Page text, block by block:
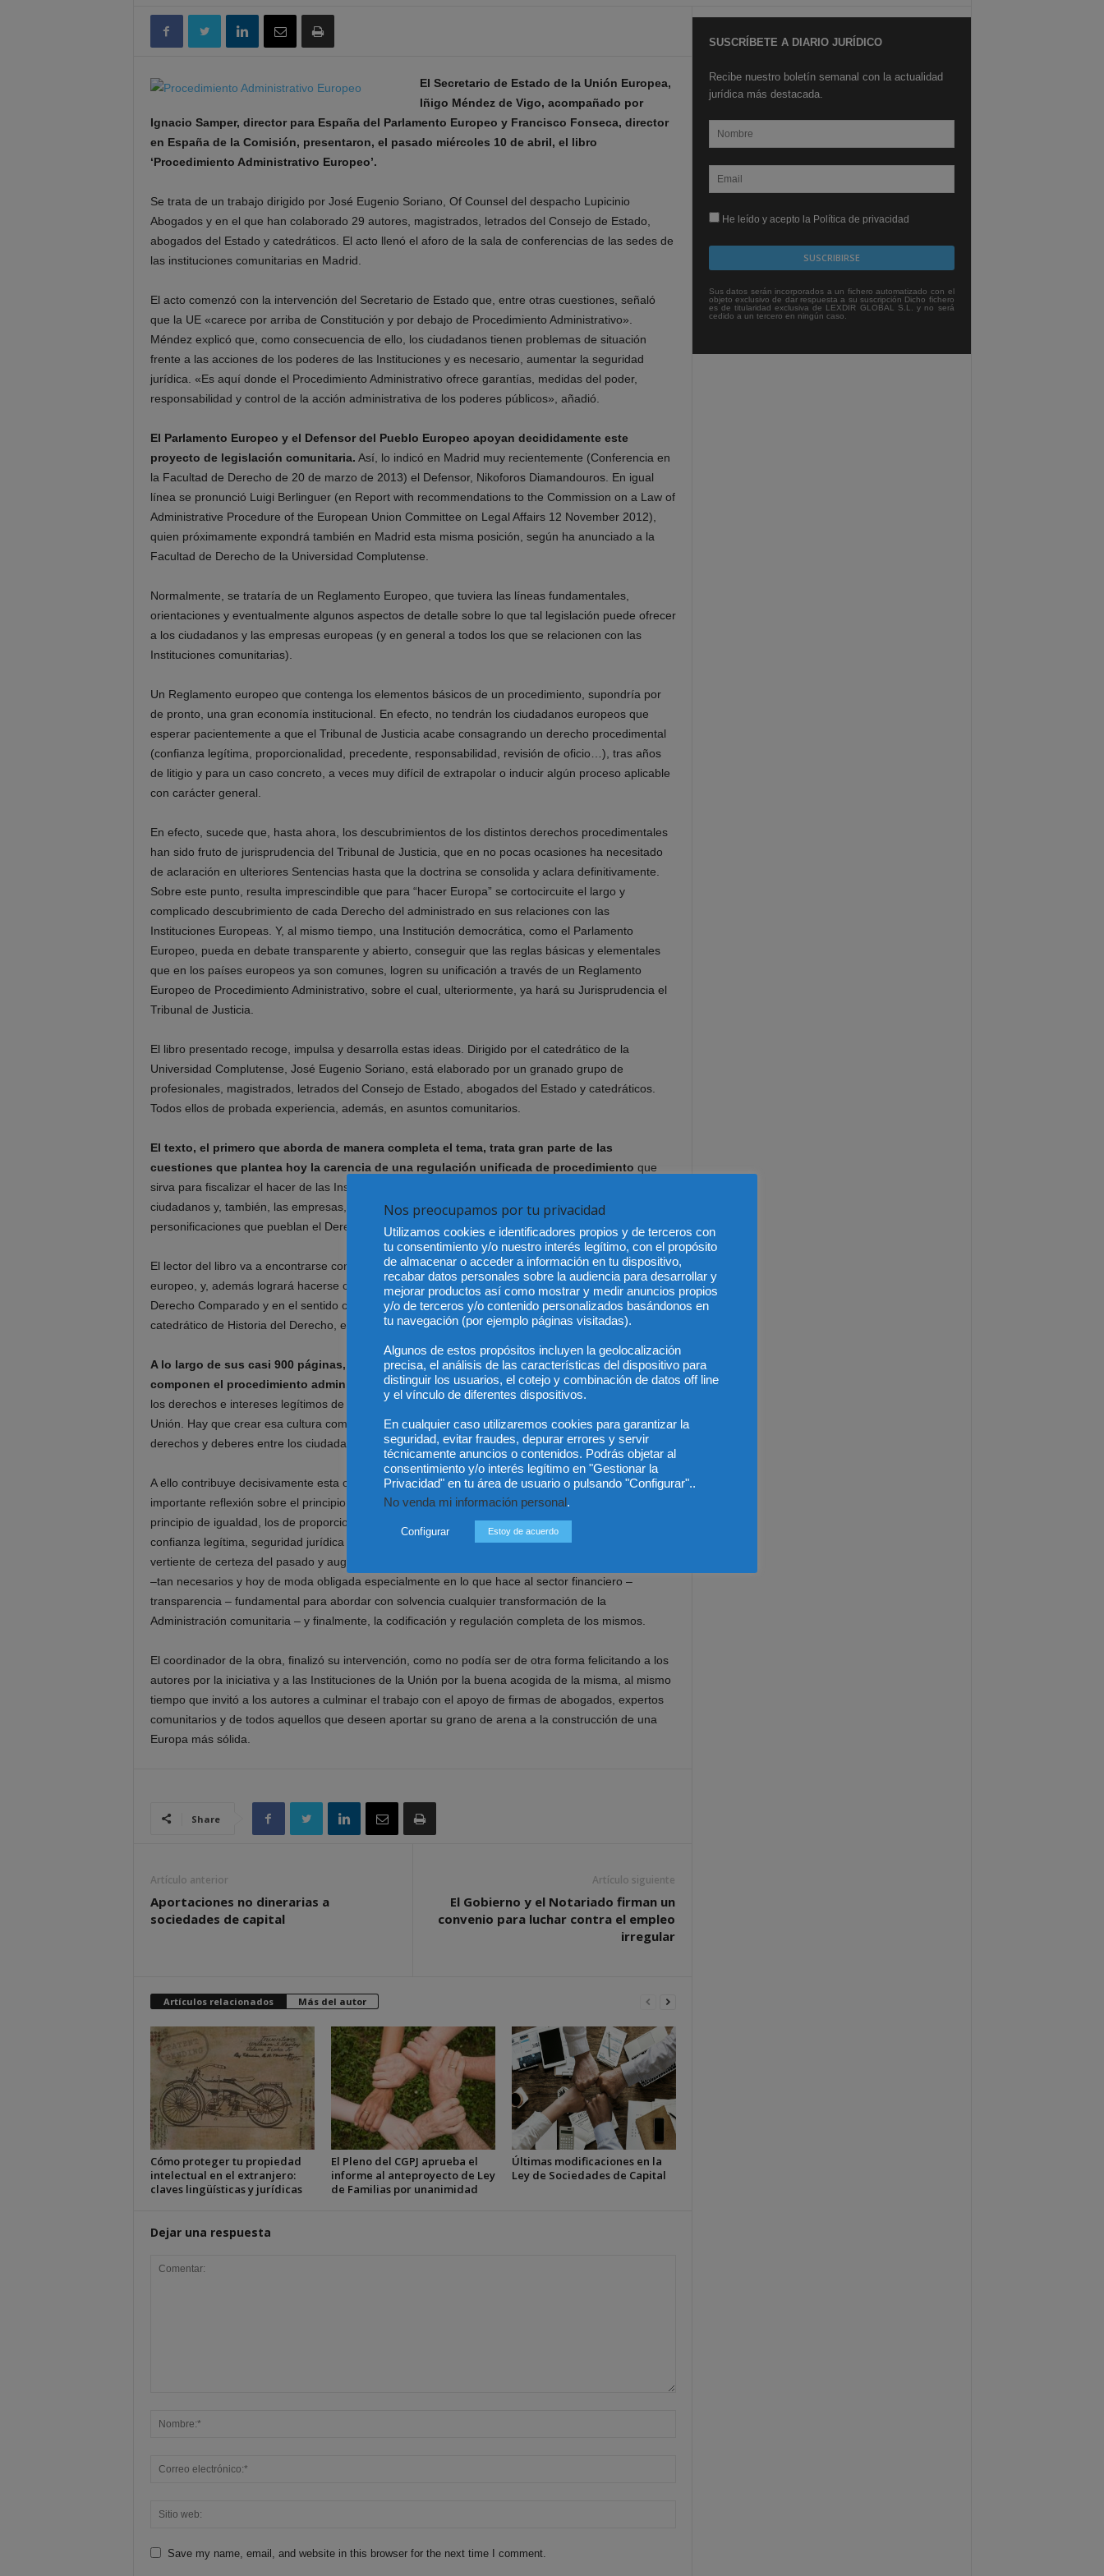
El Secretario de Estado de la Unión Europea,
Iñigo Méndez de Vigo, acompañado por
Ignacio Samper, director para España del Parlamento Europeo y Francisco Fonseca, director
en España de la Comisión, presentaron, el pasado miércoles 10 de abril, el libro
‘Procedimiento Administrativo Europeo’.
Se trata de un trabajo dirigido por José Eugenio Soriano, Of Counsel del despacho Lupicinio
Abogados y en el que han colaborado 29 autores, magistrados, letrados del Consejo de Estado,
abogados del Estado y catedráticos. El acto llenó el aforo de la sala de conferencias de las sedes de
las instituciones comunitarias en Madrid.
El acto comenzó con la intervención del Secretario de Estado que, entre otras cuestiones, señaló
que la UE «carece por arriba de Constitución y por debajo de Procedimiento Administrativo».
Méndez explicó que, como consecuencia de ello, los ciudadanos tienen problemas de situación
frente a las acciones de los poderes de las Instituciones y es necesario, aumentar la seguridad
jurídica. «Es aquí donde el Procedimiento Administrativo ofrece garantías, medidas del poder,
responsabilidad y control de la acción administrativa de los poderes públicos», añadió.
El Parlamento Europeo y el Defensor del Pueblo Europeo apoyan decididamente este
proyecto de legislación comunitaria. Así, lo indicó en Madrid muy recientemente (Conferencia en
la Facultad de Derecho de 20 de marzo de 2013) el Defensor, Nikoforos Diamandouros. En igual
línea se pronunció Luigi Berlinguer (en Report with recommendations to the Commission on a Law of
Administrative Procedure of the European Union Committee on Legal Affairs 12 November 2012),
quien próximamente expondrá también en Madrid esta misma posición, según ha anunciado a la
Facultad de Derecho de la Universidad Complutense.
Normalmente, se trataría de un Reglamento Europeo, que tuviera las líneas fundamentales,
orientaciones y eventualmente algunos aspectos de detalle sobre lo que tal legislación puede ofrecer
a los ciudadanos y las empresas europeas (y en general a todos los que se relacionen con las
Instituciones comunitarias).
Un Reglamento europeo que contenga los elementos básicos de un procedimiento, supondría por
de pronto, una gran economía institucional. En efecto, no tendrán los ciudadanos europeos que
esperar pacientemente a que el Tribunal de Justicia acabe consagrando un derecho procedimental
(confianza legítima, proporcionalidad, precedente, responsabilidad, revisión de oficio…), tras años
de litigio y para un caso concreto, a veces muy difícil de extrapolar o inducir algún proceso aplicable
con carácter general.
En efecto, sucede que, hasta ahora, los descubrimientos de los distintos derechos procedimentales
han sido fruto de jurisprudencia del Tribunal de Justicia, que en no pocas ocasiones ha necesitado
de aclaración en ulteriores Sentencias hasta que la doctrina se consolida y aclara definitivamente.
Sobre este punto, resulta imprescindible que para “hacer Europa” se cortocircuite el largo y
complicado descubrimiento de cada Derecho del administrado en sus relaciones con las
Instituciones Europeas. Y, al mismo tiempo, una Institución democrática, como el Parlamento
Europeo, pueda en debate transparente y abierto, conseguir que las reglas básicas y elementales
que en los países europeos ya son comunes, logren su unificación a través de un Reglamento
Europeo de Procedimiento Administrativo, sobre el cual, ulteriormente, ya hará su Jurisprudencia el
Tribunal de Justicia.
El libro presentado recoge, impulsa y desarrolla estas ideas. Dirigido por el catedrático de la
Universidad Complutense, José Eugenio Soriano, está elaborado por un granado grupo de
profesionales, magistrados, letrados del Consejo de Estado, abogados del Estado y catedráticos.
Todos ellos de probada experiencia, además, en asuntos comunitarios.
El texto, el primero que aborda de manera completa el tema, trata gran parte de las
cuestiones que plantea hoy la carencia de una regulación unificada de procedimiento que
sirva para fiscalizar el hacer de las Instituciones y permitir así que confíen más en ellas los
ciudadanos y, también, las empresas, asociaciones y en general todas las personas jurídicas y
personificaciones que pueblan el Derecho Europeo.
El lector del libro va a encontrarse con un pormenorizado estudio de cada pieza del procedimiento
europeo, y, además logrará hacerse con las soluciones que se proponen y que, basadas en el
Derecho Comparado y en el sentido común (que como decía el conocido Paul Vinogradoff,
catedrático de Historia del Derecho, es la base del Derecho).
A lo largo de sus casi 900 páginas, los autores examinan así todas las instituciones que
componen el procedimiento administrativo, de cara a formar un texto único que homogeneice
los derechos e intereses legítimos de los 27 países – y ampliándose – que conforman el mapa de la
Unión. Hay que crear esa cultura común jurídica, fundamento de una potencial equiparación de
derechos y deberes entre los ciudadanos europeos que permita así su identificación como tales.
A ello contribuye decisivamente esta obra, que desde luego, será bienvenida como un elemento de
importante reflexión sobre el principio de legalidad aplicado a la Administración comunitaria, el
principio de igualdad, los de proporcionalidad, subsidiariedad, responsabilidad, reparación de daños,
confianza legítima, seguridad jurídica – tanto como oberbergriff (supraconcepto) como en su
vertiente de certeza del pasado y augur del futuro – precaución, buena administración y gobernanza
–tan necesarios y hoy de moda obligada especialmente en lo que hace al sector financiero –
transparencia – fundamental para abordar con solvencia cualquier transformación de la
Administración comunitaria – y finalmente, la codificación y regulación completa de los mismos.
El coordinador de la obra, finalizó su intervención, como no podía ser de otra forma felicitando a los
autores por la iniciativa y a las Instituciones de la Unión por la buena acogida de la misma, al mismo
tiempo que invitó a los autores a culminar el trabajo con el apoyo de firmas de abogados, expertos
comunitarios y de todos aquellos que deseen aportar su grano de arena a la construcción de una
Europa más sólida.
Share
Artículo anterior
Aportaciones no dinerarias a
sociedades de capital
Artículo siguiente
El Gobierno y el Notariado firman un
convenio para luchar contra el empleo
irregular
Artículos relacionados Más del autor
Cómo proteger tu propiedad
intelectual en el extranjero:
claves lingüísticas y jurídicas
El Pleno del CGPJ aprueba el
informe al anteproyecto de Ley
de Familias por unanimidad
Últimas modificaciones en la
Ley de Sociedades de Capital
Dejar una respuesta
Save my name, email, and website in this browser for the next time I comment.
SUSCRÍBETE A DIARIO JURÍDICO
Recibe nuestro boletín semanal con la actualidad
jurídica más destacada.
He leído y acepto la Política de privacidad
Sus datos serán incorporados a un fichero automatizado con el
objeto exclusivo de dar respuesta a su suscripción Dicho fichero
es de titularidad exclusiva de LEXDIR GLOBAL S.L. y no será
cedido a un tercero en ningún caso.
Nos preocupamos por tu privacidad
Utilizamos cookies e identificadores propios y de terceros con
tu consentimiento y/o nuestro interés legítimo, con el propósito
de almacenar o acceder a información en tu dispositivo,
recabar datos personales sobre la audiencia para desarrollar y
mejorar productos así como mostrar y medir anuncios propios
y/o de terceros y/o contenido personalizados basándonos en
tu navegación (por ejemplo páginas visitadas).
Algunos de estos propósitos incluyen la geolocalización
precisa, el análisis de las características del dispositivo para
distinguir los usuarios, el cotejo y combinación de datos off line
y el vínculo de diferentes dispositivos.
En cualquier caso utilizaremos cookies para garantizar la
seguridad, evitar fraudes, depurar errores y servir
técnicamente anuncios o contenidos. Podrás objetar al
consentimiento y/o interés legítimo en "Gestionar la
Privacidad" en tu área de usuario o pulsando "Configurar"..
No venda mi información personal .
Configurar Estoy de acuerdo